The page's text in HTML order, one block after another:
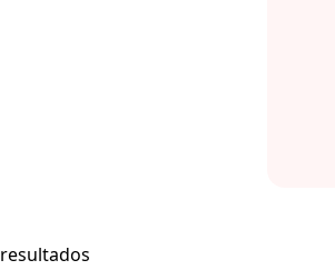
resultados